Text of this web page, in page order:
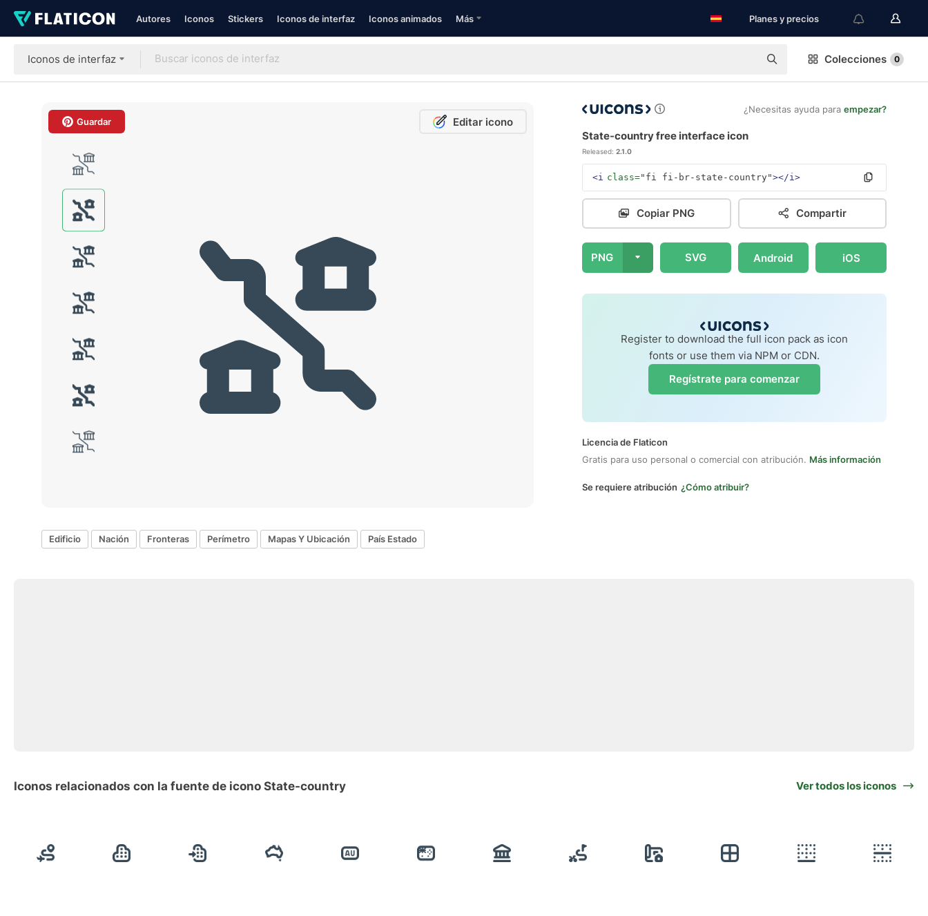
Autores Iconos Stickers Iconos de interfaz Iconos animados Más Planes y precios
Iconos de interfaz Colecciones 0
Guardar Editar icono
¿Necesitas ayuda para empezar?
State-country free interface icon
Released: 2.1.0
<i class="fi fi-br-state-country"></i>
Copiar PNG Compartir
PNG SVG Android iOS
Register to download the full icon pack as icon
fonts or use them via NPM or CDN.
Regístrate para comenzar
Licencia de Flaticon
Gratis para uso personal o comercial con atribución. Más información
Se requiere atribución ¿Cómo atribuir?
Edificio Nación Fronteras Perímetro Mapas Y Ubicación País Estado
Iconos relacionados con la fuente de icono State-country Ver todos los iconos